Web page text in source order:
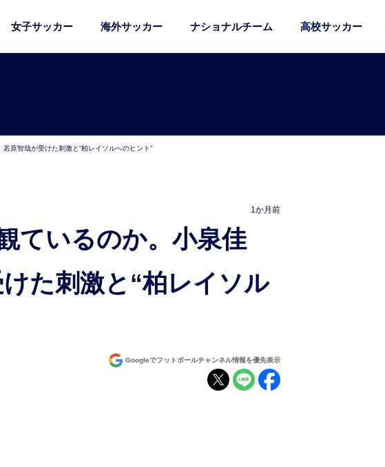
女子サッカー 海外サッカー ナショナルチーム 高校サッカー
原智哉が受けた刺激と“柏レイソルへのヒント”
1か月前
た刺激と“柏レイソル
Googleでフットボールチャンネル情報を優先表示